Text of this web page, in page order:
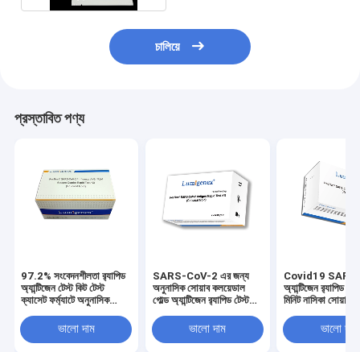
চালিয়ে
প্রস্তাবিত পণ্য
97.2% সংবেদনশীলতা র‍্যাপিড
অ্যান্টিজেন টেস্ট কিট টেস্ট
ক্যাসেট ফর্ম্যাটে অনুনাসিক
ভালো দাম
SARS-CoV-2 এর জন্য
অনুনাসিক সোয়াব কলয়েডাল
গোল্ড অ্যান্টিজেন র‌্যাপিড টেস্ট
ভালো দাম
Covid19
অ্যান্টিজেন র‌্যাপিড
মিনিট নাসিকা সোয়াব
ভালো দাম